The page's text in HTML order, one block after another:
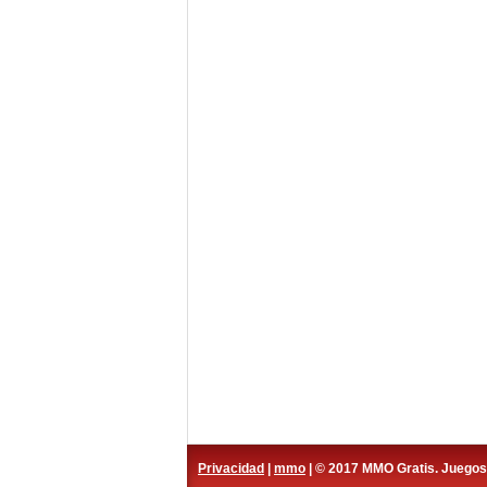
Privacidad mmo | © 2017 MMO Gratis.